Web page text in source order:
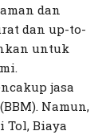
dan
dan up-to-
untuk
jasa
Namun,
Tol, Biaya